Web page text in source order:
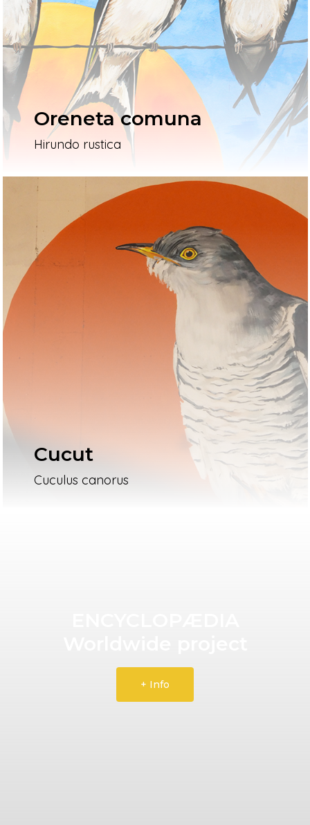
Oreneta comuna
Hirundo rustica
Cucut
Cuculus canorus
+ Info
L’artista
El Procés
Ivars D’Urgell
Vallverd
Pg. Felip Rodés, 11, 25260